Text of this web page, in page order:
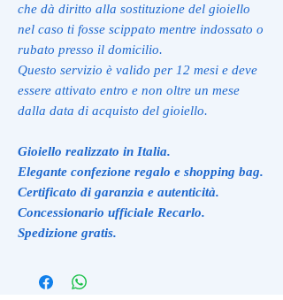
che dà diritto alla sostituzione del gioiello
nel caso ti fosse scippato mentre indossato o
rubato presso il domicilio.
Questo servizio è valido per 12 mesi e deve
essere attivato entro e non oltre un mese
dalla data di acquisto del gioiello.
Gioiello realizzato in Italia.
Elegante confezione regalo e shopping bag.
Certificato di garanzia e autenticità.
Concessionario ufficiale Recarlo.
Spedizione gratis.